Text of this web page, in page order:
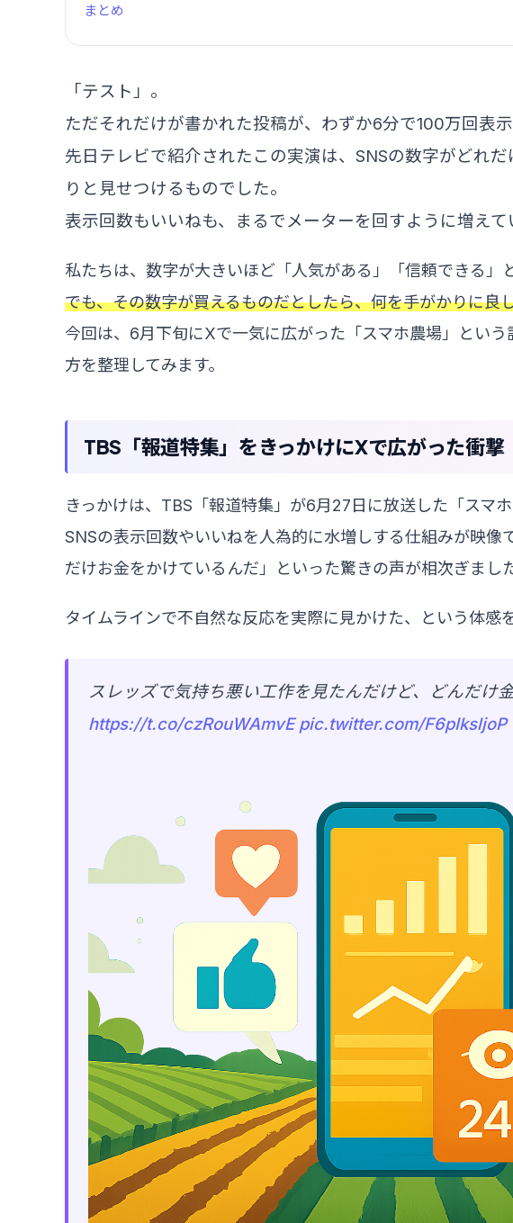
まとめ
「テスト」。
ただそれだけが書かれた投稿が、わずか6分で100万回表
先日テレビで紹介されたこの実演は、SNSの数字がどれ
りと見せつけるものでした。
表示回数もいいねも、まるでメーターを回すように増えて
私たちは、数字が大きいほど「人気がある」「信頼できる」
でも、その数字が買えるものだとしたら、何を手がかりに良
今回は、6月下旬にXで一気に広がった「スマホ農場」とい
方を整理してみます。
TBS「報道特集」をきっかけにXで広がった衝撃
きっかけは、TBS「報道特集」が6月27日に放送した「スマ
SNSの表示回数やいいねを人為的に水増しする仕組みが映
だけお金をかけているんだ」といった驚きの声が相次ぎました
タイムラインで不自然な反応を実際に見かけた、という体感
スレッズで気持ち悪い工作を見たんだけど、どんだけ
https://t.co/czRouWAmvE pic.twitter.com/F6pIksljoP